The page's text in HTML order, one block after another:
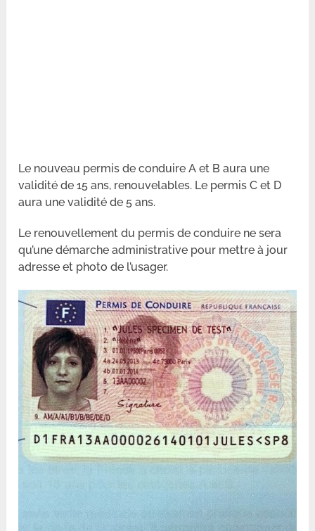
Le nouveau permis de conduire A et B aura une
validité de 15 ans, renouvelables. Le permis C et D
aura une validité de 5 ans.
Le renouvellement du permis de conduire ne sera
qu’une démarche administrative pour mettre à jour
adresse et photo de l’usager.